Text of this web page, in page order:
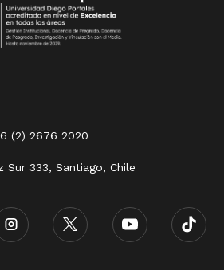
(2) 2676 2020
Sur 333, Santiago, Chile